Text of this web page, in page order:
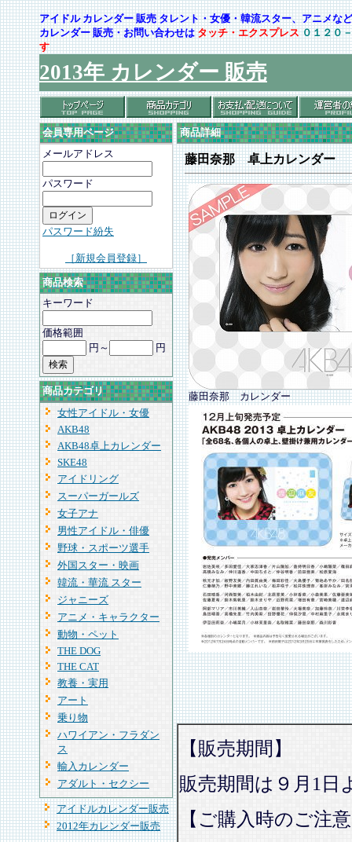
アイドル カレンダー 販売 タレント・女優・韓流スター、アニメ
カレンダー 販売・お問い合わせはタッチ・エクスプレス ０１２０
す
2013年 カレンダー 販売
会員専用ページ
メールアドレス
パスワード
パスワード紛失
［新規会員登録］
商品検索
キーワード
価格範囲
円～
円
商品カテゴリ
女性アイドル・女優
AKB48
AKB48卓上カレンダー
SKE48
アイドリング
スーパーガールズ
女子アナ
男性アイドル・俳優
野球・スポーツ選手
外国スター・映画
韓流・華流 スター
ジャニーズ
アニメ・キャラクター
動物・ペット
THE DOG
THE CAT
教養・実用
アート
乗り物
ハワイアン・フラダン
ス
輸入カレンダー
アダルト・セクシー
アイドルカレンダー販売
2012年カレンダー販売
商品詳細
藤田奈那 卓上カレンダー
藤田奈那 カレンダー
【販売期間】
販売期間は９月1日
【ご購入時のご注